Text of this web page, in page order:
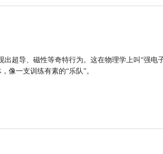
超导、磁性等奇特行为。这在物理学上叫“强电
像一支训练有素的“乐队”。